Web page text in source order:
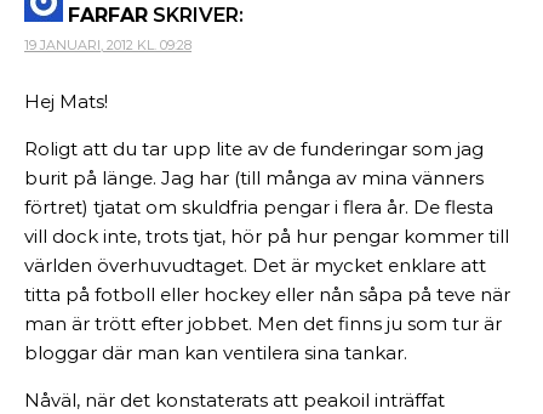
FARFAR SKRIVER:
19 JANUARI, 2012 KL. 09:28
Hej Mats!
Roligt att du tar upp lite av de funderingar som jag
burit på länge. Jag har (till många av mina vänners
förtret) tjatat om skuldfria pengar i flera år. De flesta
vill dock inte, trots tjat, hör på hur pengar kommer till
världen överhuvudtaget. Det är mycket enklare att
titta på fotboll eller hockey eller nån såpa på teve när
man är trött efter jobbet. Men det finns ju som tur är
bloggar där man kan ventilera sina tankar.
Nåväl, när det konstaterats att peakoil inträffat